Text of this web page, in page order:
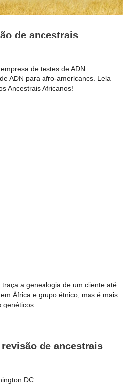
de ancestrais
de testes de ADN
ADN para afro-americanos. Leia
Ancestrais Africanos!
traça a genealogia de um cliente até
África e grupo étnico, mas é mais
genéticos.
de ancestrais
DC